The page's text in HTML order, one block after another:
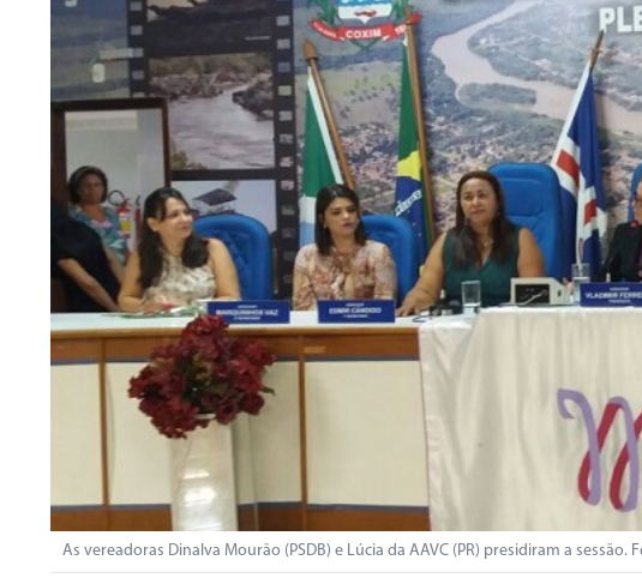
As vereadoras Dinalva Mourão (PSDB) e Lúcia da AAVC (PR) presidiram a sessão.